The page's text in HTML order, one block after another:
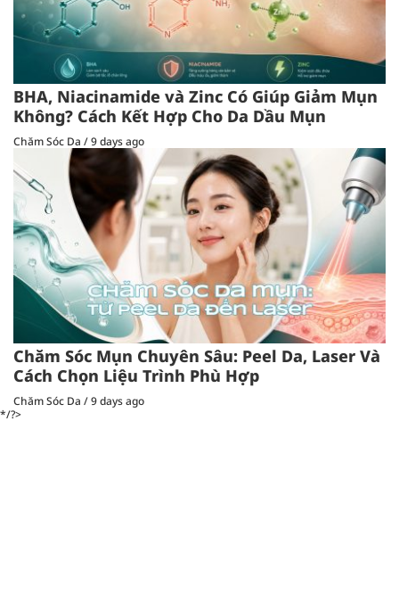
BHA, Niacinamide và Zinc Có Giúp Giảm Mụn
Không? Cách Kết Hợp Cho Da Dầu Mụn
Chăm Sóc Da /9 days ago
Chăm Sóc Mụn Chuyên Sâu: Peel Da, Laser Và
Cách Chọn Liệu Trình Phù Hợp
Chăm Sóc Da /9 days ago
*/?>